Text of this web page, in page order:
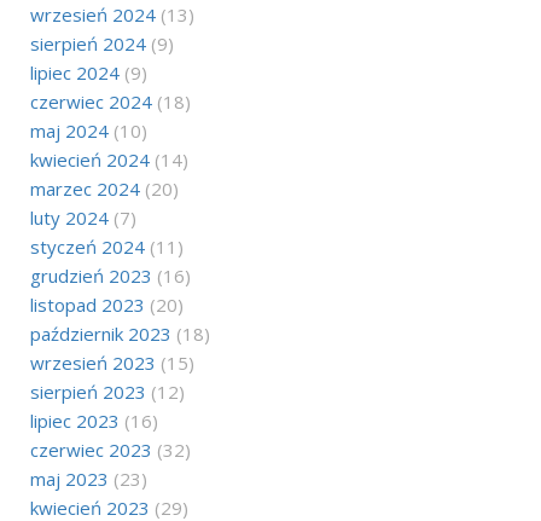
wrzesień 2024 (13)
sierpień 2024 (9)
lipiec 2024 (9)
czerwiec 2024 (18)
maj 2024 (10)
kwiecień 2024 (14)
marzec 2024 (20)
luty 2024 (7)
styczeń 2024 (11)
grudzień 2023 (16)
listopad 2023 (20)
październik 2023 (18)
wrzesień 2023 (15)
sierpień 2023 (12)
lipiec 2023 (16)
czerwiec 2023 (32)
maj 2023 (23)
kwiecień 2023 (29)